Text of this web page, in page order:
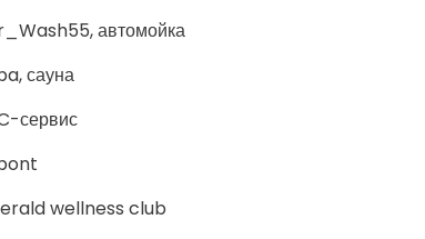
автомойка
сауна
сервис
wellness club